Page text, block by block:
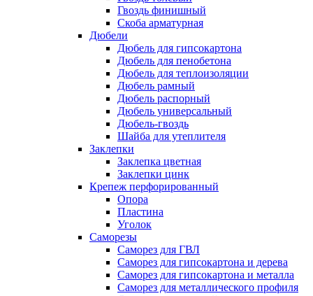
Гвоздь финишный
Скоба арматурная
Дюбели
Дюбель для гипсокартона
Дюбель для пенобетона
Дюбель для теплоизоляции
Дюбель рамный
Дюбель распорный
Дюбель универсальный
Дюбель-гвоздь
Шайба для утеплителя
Заклепки
Заклепка цветная
Заклепки цинк
Крепеж перфорированный
Опора
Пластина
Уголок
Саморезы
Саморез для ГВЛ
Саморез для гипсокартона и дерева
Саморез для гипсокартона и металла
Саморез для металлического профиля